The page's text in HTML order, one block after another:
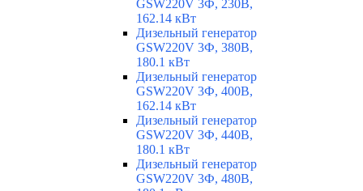
GSW220V 3Ф, 230В,
162.14 кВт
Дизельный генератор
GSW220V 3Ф, 380В,
180.1 кВт
Дизельный генератор
GSW220V 3Ф, 400В,
162.14 кВт
Дизельный генератор
GSW220V 3Ф, 440В,
180.1 кВт
Дизельный генератор
GSW220V 3Ф, 480В,